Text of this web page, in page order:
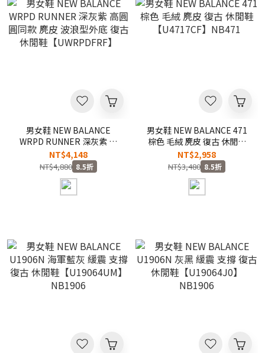
男女鞋 NEW BALANCE
WRPD RUNNER 深灰紫 高
圓圓同款 麂皮 波浪型外底 復
古 休閒鞋【UWRPDFRF】
NT$4,148
NT$4,880 8.5折
男女鞋 NEW BALANCE 471
棕色 毛絨 麂皮 復古 休閒鞋
【U4717CF】NB471
NT$2,958
NT$3,480 8.5折